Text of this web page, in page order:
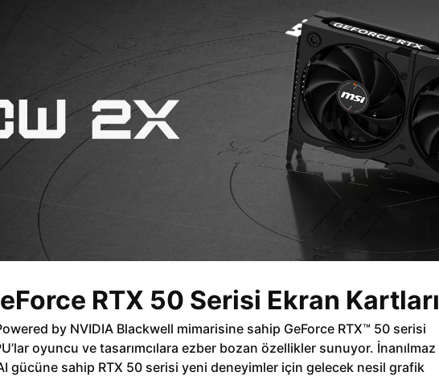
RTX 50 Serisi Ekran Kartları
by NVIDIA Blackwell mimarisine sahip GeForce RTX™ 50 serisi
oyuncu ve tasarımcılara ezber bozan özellikler sunuyor. İnanılmaz
gücüne sahip RTX 50 serisi yeni deneyimler için gelecek nesil grafik